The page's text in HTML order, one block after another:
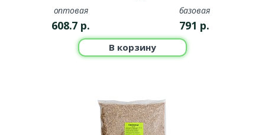
оптовая
608.7 р.
базовая
791 р.
В корзину